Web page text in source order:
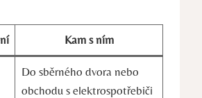
Kam s ním
Do sběrného dvora nebo
obchodu s elektrospotřebiči